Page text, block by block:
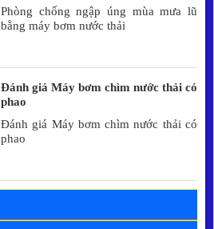
Phòng chống ngập úng mùa mưa lũ
bằng máy bơm nước thải
Đánh giá Máy bơm chìm nước thải có
phao
Đánh giá Máy bơm chìm nước thải có
phao